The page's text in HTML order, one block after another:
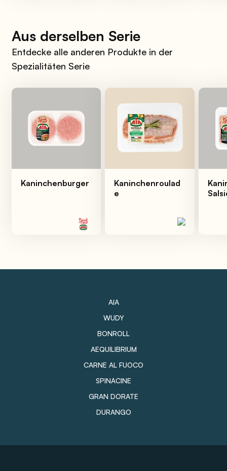
Aus derselben Serie
Entdecke alle anderen Produkte in der
Spezialitäten Serie
Kaninchenburger
Kaninchenroulad
e
AIA
WUDY
BONROLL
AEQUILIBRIUM
CARNE AL FUOCO
SPINACINE
GRAN DORATE
DURANGO